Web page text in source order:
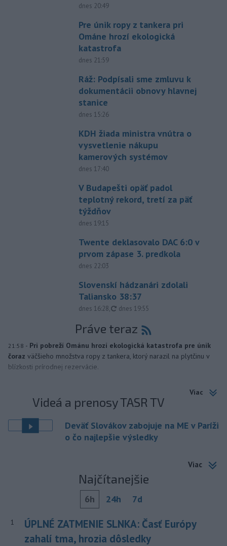
dnes 20:49
Pre únik ropy z tankera pri
Ománe hrozí ekologická
katastrofa
dnes 21:59
Ráž: Podpísali sme zmluvu k
dokumentácii obnovy hlavnej
stanice
dnes 15:26
KDH žiada ministra vnútra o
vysvetlenie nákupu
kamerových systémov
dnes 17:40
V Budapešti opäť padol
teplotný rekord, tretí za päť
týždňov
dnes 19:15
Twente deklasovalo DAC 6:0 v
prvom zápase 3. predkola
dnes 22:03
Slovenskí hádzanári zdolali
Taliansko 38:37
dnes 16:28, aktualizované
dnes 19:55
Práve teraz
21:58 - Pri pobreží Ománu hrozí ekologická katastrofa pre únik
čoraz väčšieho množstva ropy z tankera, ktorý narazil na plytčinu v
blízkosti prírodnej rezervácie.
Viac
Videá a prenosy TASR TV
Deväť Slovákov zabojuje na ME v Paríži
o čo najlepšie výsledky
Viac
Najčítanejšie
6h 24h 7d
1
ÚPLNÉ ZATMENIE SLNKA: Časť Európy
zahalí tma, hrozia dôsledky